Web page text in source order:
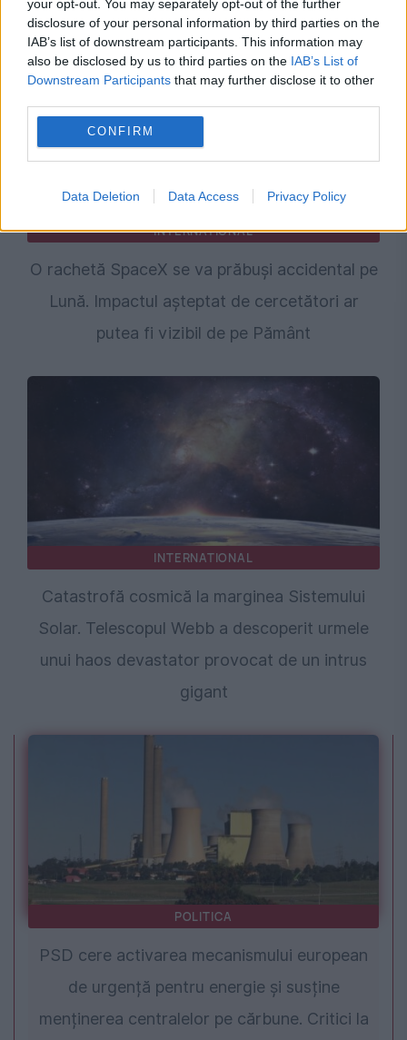
your opt-out. You may separately opt-out of the further
disclosure of your personal information by third parties on the
IAB’s list of downstream participants. This information may
also be disclosed by us to third parties on the IAB’s List of
Downstream Participants that may further disclose it to other
CONFIRM
Data Deletion Data Access Privacy Policy
INTERNATIONAL
O rachetă SpaceX se va prăbuși accidental pe
Lună. Impactul așteptat de cercetători ar
putea fi vizibil de pe Pământ
INTERNATIONAL
Catastrofă cosmică la marginea Sistemului
Solar. Telescopul Webb a descoperit urmele
unui haos devastator provocat de un intrus
gigant
POLITICA
PSD cere activarea mecanismului european
de urgență pentru energie și susține
menținerea centralelor pe cărbune. Critici la